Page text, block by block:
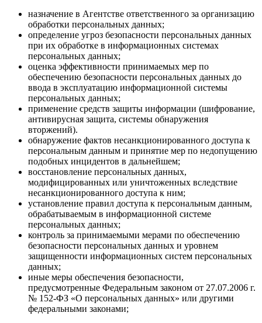
назначение в Агентстве ответственного за организацию
обработки персональных данных;
определение угроз безопасности персональных данных
при их обработке в информационных системах
персональных данных;
оценка эффективности принимаемых мер по
обеспечению безопасности персональных данных до
ввода в эксплуатацию информационной системы
персональных данных;
применение средств защиты информации (шифрование,
антивирусная защита, системы обнаружения
вторжений).
обнаружение фактов несанкционированного доступа к
персональным данным и принятие мер по недопущению
подобных инцидентов в дальнейшем;
восстановление персональных данных,
модифицированных или уничтоженных вследствие
несанкционированного доступа к ним;
установление правил доступа к персональным данным,
обрабатываемым в информационной системе
персональных данных;
контроль за принимаемыми мерами по обеспечению
безопасности персональных данных и уровнем
защищенности информационных систем персональных
данных;
иные меры обеспечения безопасности,
предусмотренные Федеральным законом от 27.07.2006 г.
№ 152-ФЗ «О персональных данных» или другими
федеральными законами;